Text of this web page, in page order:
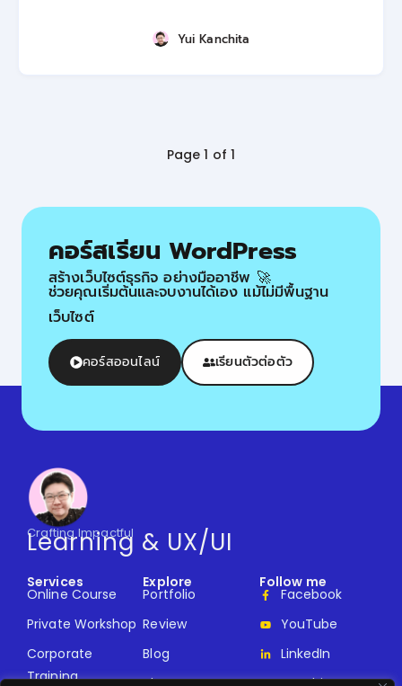
Yui Kanchita
Page 1 of 1
คอร์สเรียน WordPress
สร้างเว็บไซต์ธุรกิจ อย่างมืออาชีพ 🚀
ช่วยคุณเริ่มต้นและจบงานได้เอง แม้ไม่มีพื้นฐาน
เว็บไซต์
คอร์สออนไลน์ เรียนตัวต่อตัว
Follow me
Facebook
YouTube
LinkedIn
Services
Online Course
Private Workshop
Corporate
Training
Explore
Portfolio
Review
Blog
Crafting Impactful
Learning & UX/UI